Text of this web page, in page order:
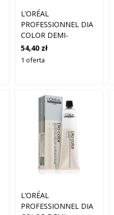
L’ORÉAL
PROFESSIONNEL DIA
COLOR DEMI-
PERMANENTNA
FARBA DO WŁOSÓW
54,40 zł
1 oferta
L’ORÉAL
PROFESSIONNEL DIA